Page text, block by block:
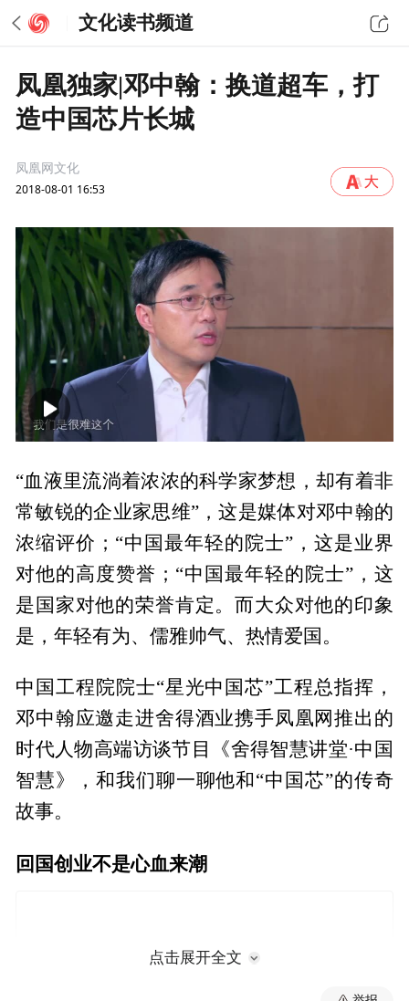
文化读书频道
凤凰独家|邓中翰：换道超车，打
造中国芯片长城
凤凰网文化
2018-08-01 16:53
00:00
“血液里流淌着浓浓的科学家梦想，却有着非
常敏锐的企业家思维”，这是媒体对邓中翰的
浓缩评价；“中国最年轻的院士”，这是业界
对他的高度赞誉；“中国最年轻的院士”，这
是国家对他的荣誉肯定。而大众对他的印象
是，年轻有为、儒雅帅气、热情爱国。
中国工程院院士“星光中国芯”工程总指挥，
邓中翰应邀走进舍得酒业携手凤凰网推出的
时代人物高端访谈节目《舍得智慧讲堂·中国
智慧》，和我们聊一聊他和“中国芯”的传奇
故事。
回国创业不是心血来潮
点击展开全文